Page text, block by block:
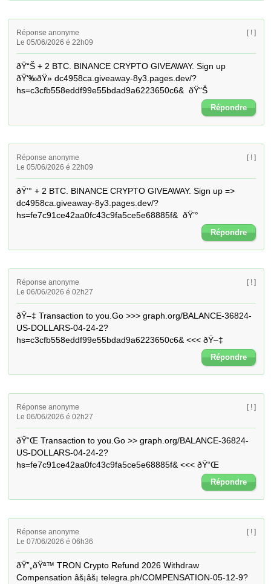
Réponse anonyme
Le 05/06/2026 é 22h09
[ ! ]
ðŸ“Š + 2 BTC. BINANCE CRYPTO GIVEAWAY. Sign up
ðŸ‘‰ðŸ» dc4958ca.giveaway-8y3.pages.dev/?
hs=c3cfb558eddf99e55bdad9a6223650c6&  ðŸ“Š
Répondre
Réponse anonyme
Le 05/06/2026 é 22h09
[ ! ]
ðŸ’° + 2 BTC. BINANCE CRYPTO GIVEAWAY. Sign up =>
dc4958ca.giveaway-8y3.pages.dev/?
hs=fe7c91ce42aa0fc43c9fa5ce5e68885f&  ðŸ’°
Répondre
Réponse anonyme
Le 06/06/2026 é 02h27
[ ! ]
ðŸ–‡ Transaction to you.Go >>> graph.org/BALANCE-36824-
US-DOLLARS-04-24-2?
hs=c3cfb558eddf99e55bdad9a6223650c6& <<< ðŸ–‡
Répondre
Réponse anonyme
Le 06/06/2026 é 02h27
[ ! ]
ðŸ“Œ Transaction to you.Go >> graph.org/BALANCE-36824-
US-DOLLARS-04-24-2?
hs=fe7c91ce42aa0fc43c9fa5ce5e68885f& <<< ðŸ“Œ
Répondre
Réponse anonyme
Le 07/06/2026 é 06h36
[ ! ]
ðŸ”„ðŸª™ TRON Crypto Refund 2026 Withdraw
Compensation âš¡âš¡ telegra.ph/COMPENSATION-05-12-9?